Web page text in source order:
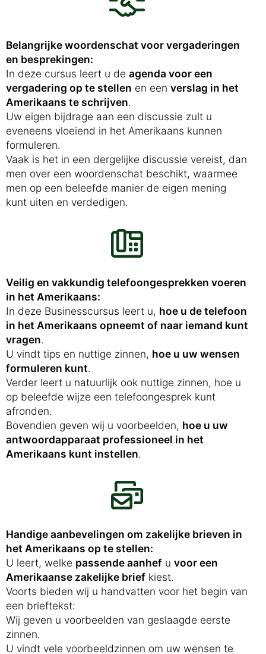
Belangrijke woordenschat voor vergaderingen
en besprekingen:
In deze cursus leert u de agenda voor een
vergadering op te stellen en een verslag in het
Amerikaans te schrijven.
Uw eigen bijdrage aan een discussie zult u
eveneens vloeiend in het Amerikaans kunnen
formuleren.
Vaak is het in een dergelijke discussie vereist, dan
men over een woordenschat beschikt, waarmee
men op een beleefde manier de eigen mening
kunt uiten en verdedigen.
Veilig en vakkundig telefoongesprekken voeren
in het Amerikaans:
In deze Businesscursus leert u, hoe u de telefoon
in het Amerikaans opneemt of naar iemand kunt
vragen.
U vindt tips en nuttige zinnen, hoe u uw wensen
formuleren kunt.
Verder leert u natuurlijk ook nuttige zinnen, hoe u
op beleefde wijze een telefoongesprek kunt
afronden.
Bovendien geven wij u voorbeelden, hoe u uw
antwoordapparaat professioneel in het
Amerikaans kunt instellen.
Handige aanbevelingen om zakelijke brieven in
het Amerikaans op te stellen:
U leert, welke passende aanhef u voor een
Amerikaanse zakelijke brief kiest.
Voorts bieden wij u handvatten voor het begin van
een brieftekst:
Wij geven u voorbeelden van geslaagde eerste
zinnen.
U vindt vele voorbeeldzinnen om uw wensen te